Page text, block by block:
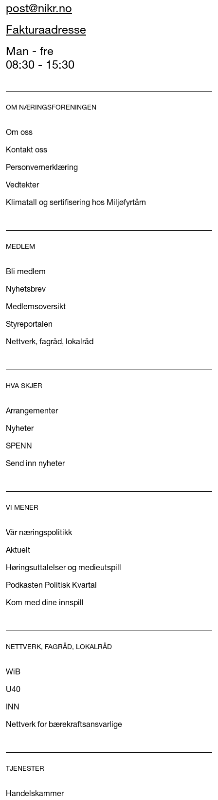
post@nikr.no
Fakturaadresse
Man - fre
08:30 - 15:30
OM NÆRINGSFORENINGEN
Om oss
Kontakt oss
Personvernerklæring
Vedtekter
Klimatall og sertifisering hos Miljøfyrtårn
MEDLEM
Bli medlem
Nyhetsbrev
Medlemsoversikt
Styreportalen
Nettverk, fagråd, lokalråd
HVA SKJER
Arrangementer
Nyheter
SPENN
Send inn nyheter
VI MENER
Vår næringspolitikk
Aktuelt
Høringsuttalelser og medieutspill
Podkasten Politisk Kvartal
Kom med dine innspill
NETTVERK, FAGRÅD, LOKALRÅD
WiB
U40
INN
Nettverk for bærekraftsansvarlige
TJENESTER
Handelskammer